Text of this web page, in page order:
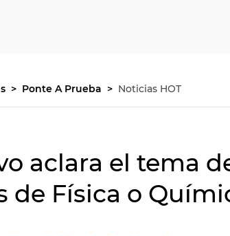
Ponte A Prueba Noticias HOT
aclara el tema
de Física o